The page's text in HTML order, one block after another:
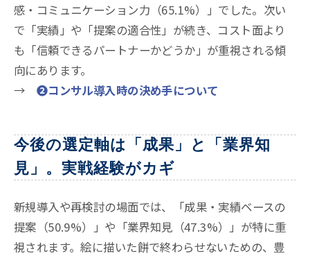
感・コミュニケーション力（65.1%）」でした。次い
で「実績」や「提案の適合性」が続き、コスト面より
も「信頼できるパートナーかどうか」が重視される傾
向にあります。
→ ❷コンサル導入時の決め手について
今後の選定軸は「成果」と「業界知
見」。実戦経験がカギ
新規導入や再検討の場面では、「成果・実績ベースの
提案（50.9%）」や「業界知見（47.3%）」が特に重
視されます。絵に描いた餅で終わらせないための、豊